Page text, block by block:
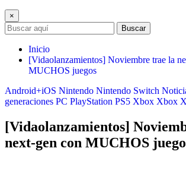
×
Buscar
Inicio
[Vidaolanzamientos] Noviembre trae la
MUCHOS juegos
Android+iOS Nintendo Nintendo Switch
generaciones PC PlayStation PS5 Xbox Xbox
[Vidaolanzamientos]
next-gen con MUCHOS